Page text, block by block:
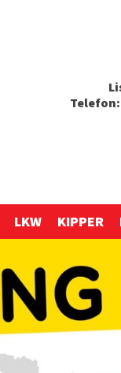
Telefon:
LKW KIPPER